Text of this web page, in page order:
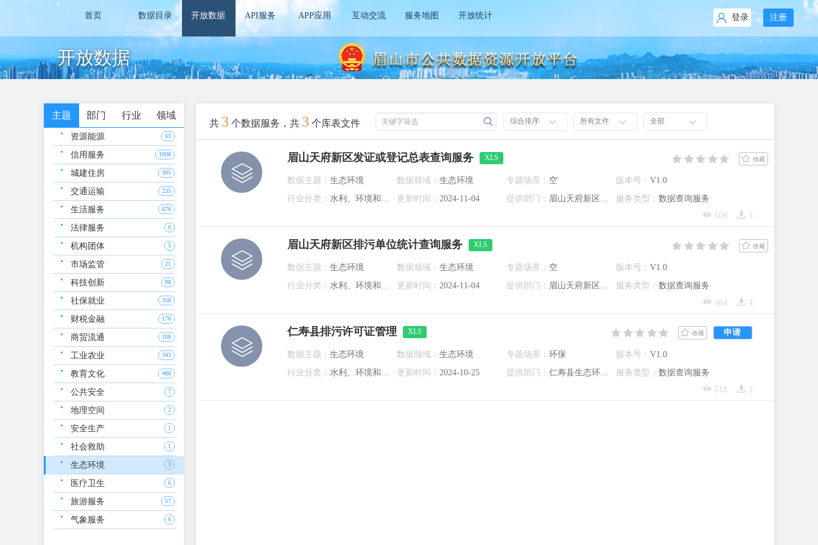
首页 数据目录 开放数据 API服务 APP应用 互动交流 服务地图 开放统计 注册
登录
开放数据
主题 部门 行业 领域
资源能源 63
信用服务 1098
城建住房 395
交通运输 235
生活服务 676
法律服务 0
机构团体 5
市场监管 21
科技创新 98
社保就业 358
财税金融 176
商贸流通 108
工业农业 343
教育文化 488
公共安全 7
地理空间 2
安全生产 1
社会救助 1
生态环境 3
医疗卫生 6
旅游服务 57
气象服务 6
共 3 个数据服务，共 3 个库表文件 关键字筛选 综合排序 所有文件 全部
眉山天府新区发证或登记总表查询服务 XLS 收藏
数据主题： 生态环境 数据领域： 生态环境 专题场景： 空 版本号： V1.0
行业分类： 水利、环境和公共设施管理业 更新时间： 2024-11-04 提供部门： 眉山天府新区生态环境分局 服务类型： 数据查询服务
3
509
眉山天府新区排污单位统计查询服务 XLS 收藏
数据主题： 生态环境 数据领域： 生态环境 专题场景： 空 版本号： V1.0
行业分类： 水利、环境和公共设施管理业 更新时间： 2024-11-04 提供部门： 眉山天府新区生态环境分局 服务类型： 数据查询服务
4
464
仁寿县排污许可证管理 XLS 申请
收藏
数据主题： 生态环境 数据领域： 生态环境 专题场景： 环保 版本号： V1.0
行业分类： 水利、环境和公共设施管理业 更新时间： 2024-10-25 提供部门： 仁寿县生态环境局 服务类型： 数据查询服务
2
518